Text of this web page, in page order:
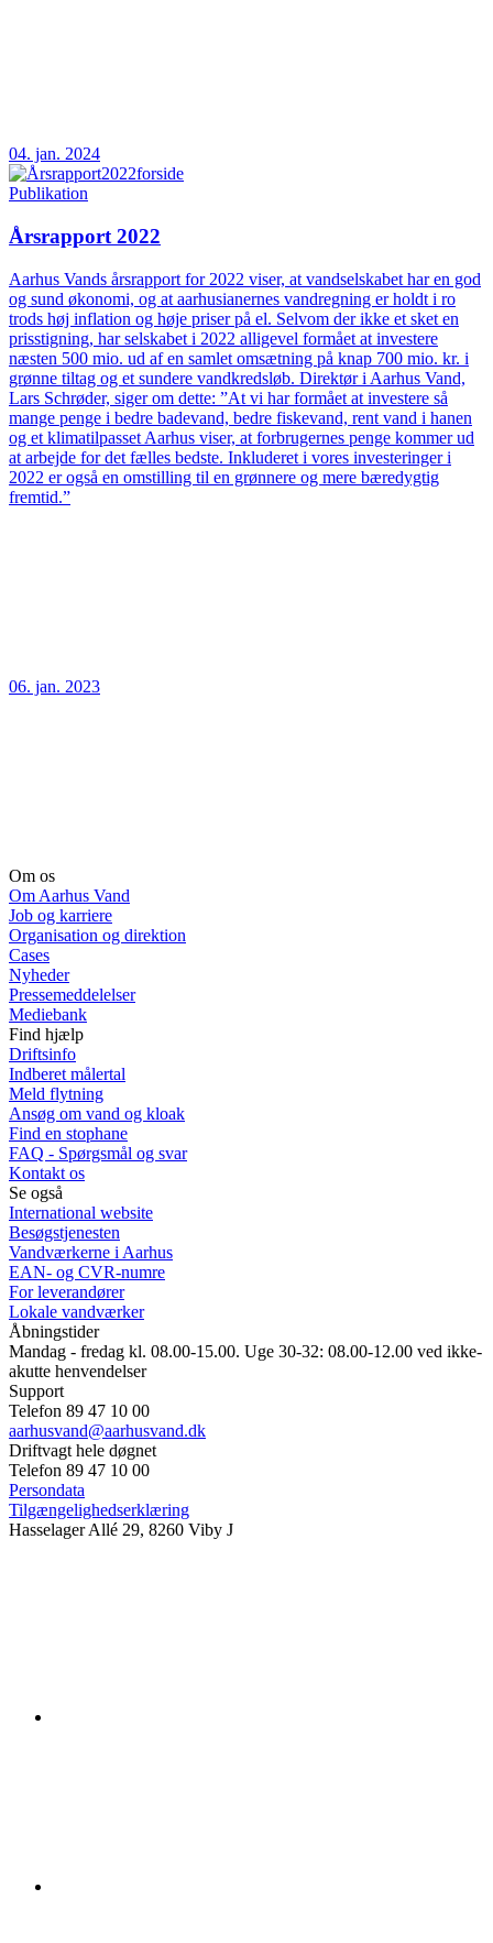
04. jan. 2024
Publikation
Årsrapport 2022
Aarhus Vands årsrapport for 2022 viser, at vandselskabet har en god
og sund økonomi, og at aarhusianernes vandregning er holdt i ro
trods høj inflation og høje priser på el. Selvom der ikke et sket en
prisstigning, har selskabet i 2022 alligevel formået at investere
næsten 500 mio. ud af en samlet omsætning på knap 700 mio. kr. i
grønne tiltag og et sundere vandkredsløb. Direktør i Aarhus Vand,
Lars Schrøder, siger om dette: ”At vi har formået at investere så
mange penge i bedre badevand, bedre fiskevand, rent vand i hanen
og et klimatilpasset Aarhus viser, at forbrugernes penge kommer ud
at arbejde for det fælles bedste. Inkluderet i vores investeringer i
2022 er også en omstilling til en grønnere og mere bæredygtig
fremtid.”
06. jan. 2023
Om os
Om Aarhus Vand
Job og karriere
Organisation og direktion
Cases
Nyheder
Pressemeddelelser
Mediebank
Find hjælp
Driftsinfo
Indberet målertal
Meld flytning
Ansøg om vand og kloak
Find en stophane
FAQ - Spørgsmål og svar
Kontakt os
Se også
International website
Besøgstjenesten
Vandværkerne i Aarhus
EAN- og CVR-numre
For leverandører
Lokale vandværker
Åbningstider
Mandag - fredag kl. 08.00-15.00. Uge 30-32: 08.00-12.00 ved ikke-
akutte henvendelser
Support
Telefon 89 47 10 00
aarhusvand@aarhusvand.dk
Driftvagt hele døgnet
Telefon 89 47 10 00
Persondata
Tilgængelighedserklæring
Hasselager Allé 29, 8260 Viby J